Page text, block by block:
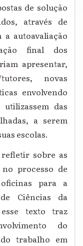
de solução
através de
autoavaliação
final dos
apresentar,
novas
envolvendo
das
a serem
escolas.
sobre as
processo de
para a
Ciências da
texto traz
do
do trabalho em